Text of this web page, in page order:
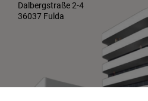
Dalbergstraße 2-4
36037 Fulda